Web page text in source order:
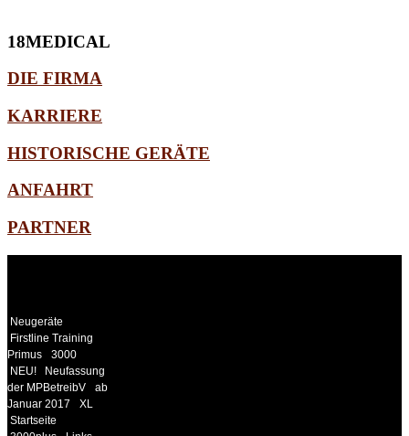
18MEDICAL
DIE FIRMA
KARRIERE
HISTORISCHE GERÄTE
ANFAHRT
PARTNER
Neugeräte
Firstline Training
Primus
3000
NEU!
Neufassung
der MPBetreibV
ab
Januar 2017
XL
Startseite